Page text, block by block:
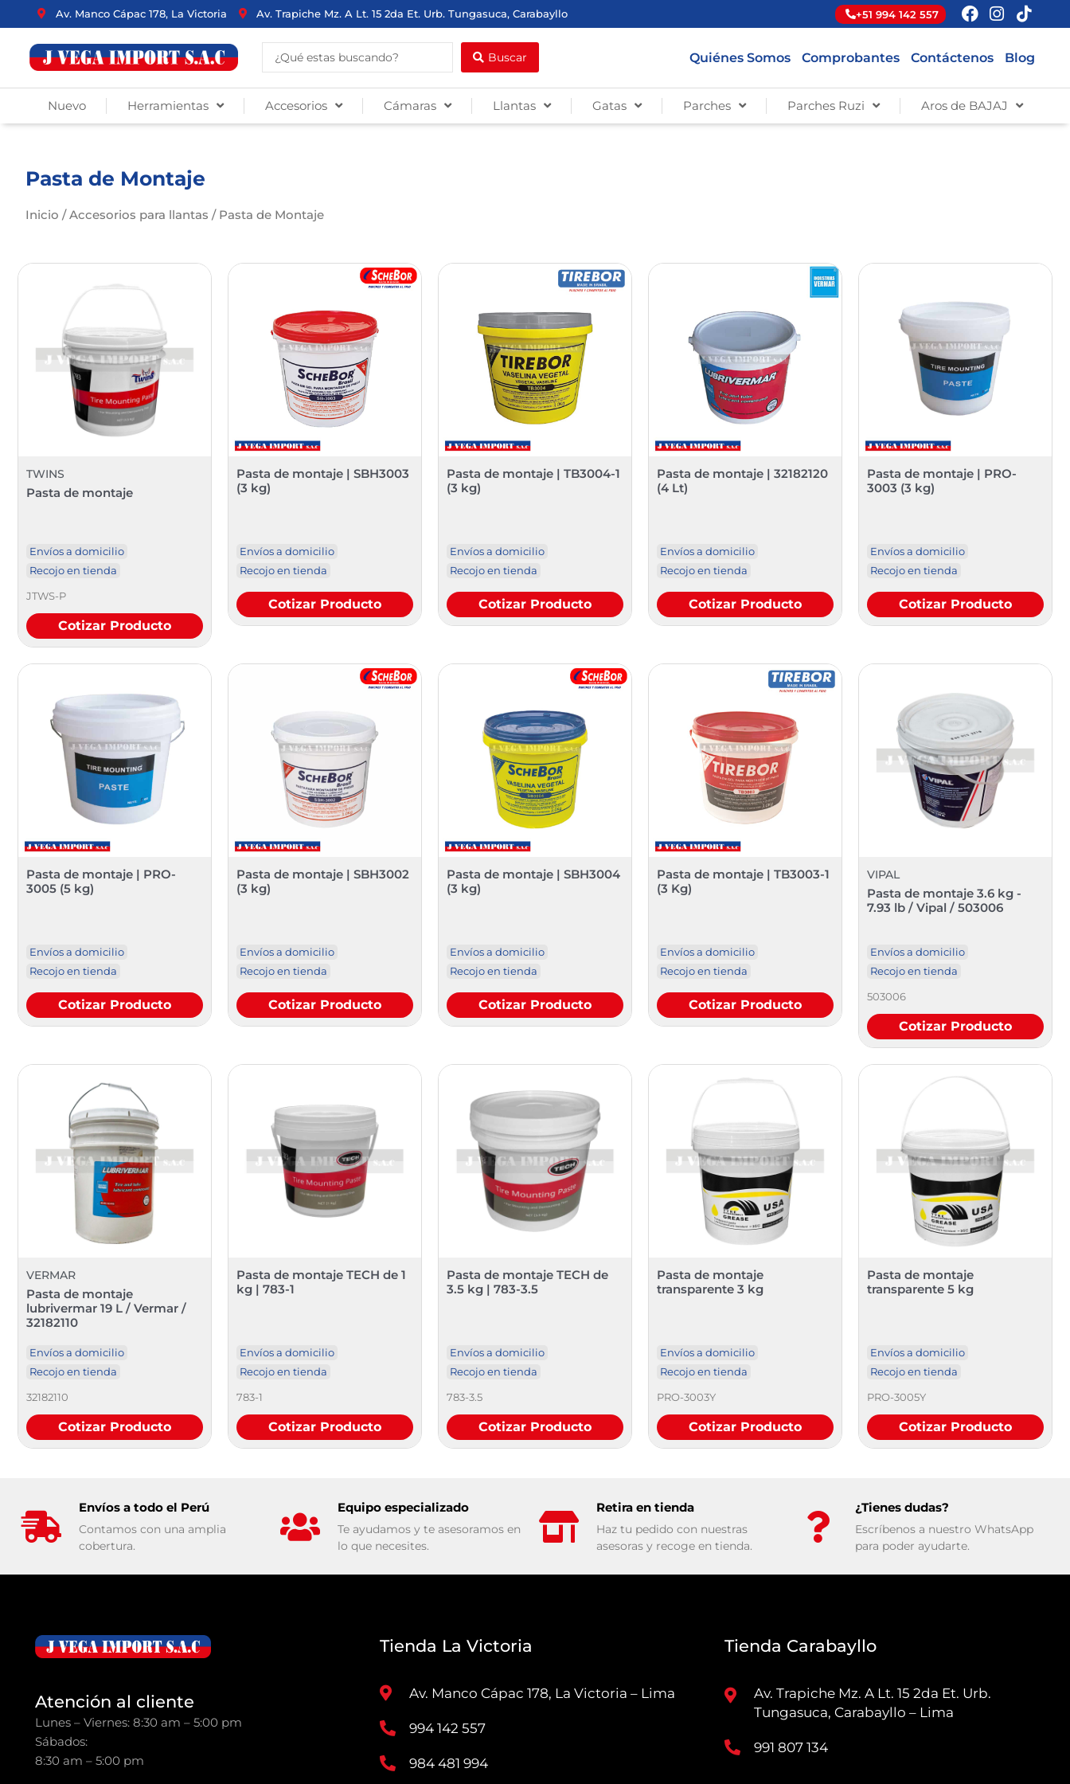
al
contenido
Av. Manco Cápac 178, La Victoria Av. Trapiche Mz. A Lt. 15 2da Et. Urb. Tungasuca, Carabayllo +51 994 142 557
Search
...
Buscar Quiénes Somos Comprobantes Contáctenos Blog
Nuevo Herramientas Accesorios Cámaras Llantas Gatas Parches Parches Ruzi Aros de BAJAJ
Pasta de Montaje
Inicio /Accesorios para llantas / Pasta de Montaje
TWINS
Pasta de montaje
Envíos a domicilio
Recojo en tienda
JTWS-P
Cotizar Producto
Pasta de montaje | SBH3003
(3 kg)
Envíos a domicilio
Recojo en tienda
Cotizar Producto
Pasta de montaje | TB3004-1
(3 kg)
Envíos a domicilio
Recojo en tienda
Cotizar Producto
Pasta de montaje | 32182120
(4 Lt)
Envíos a domicilio
Recojo en tienda
Cotizar Producto
Pasta de montaje | PRO-
3003 (3 kg)
Envíos a domicilio
Recojo en tienda
Cotizar Producto
Pasta de montaje | PRO-
3005 (5 kg)
Envíos a domicilio
Recojo en tienda
Cotizar Producto
Pasta de montaje | SBH3002
(3 kg)
Envíos a domicilio
Recojo en tienda
Cotizar Producto
Pasta de montaje | SBH3004
(3 kg)
Envíos a domicilio
Recojo en tienda
Cotizar Producto
Pasta de montaje | TB3003-1
(3 Kg)
Envíos a domicilio
Recojo en tienda
Cotizar Producto
VIPAL
Pasta de montaje 3.6 kg -
7.93 lb / Vipal / 503006
Envíos a domicilio
Recojo en tienda
503006
Cotizar Producto
VERMAR
Pasta de montaje
lubrivermar 19 L / Vermar /
32182110
Envíos a domicilio
Recojo en tienda
32182110
Cotizar Producto
Pasta de montaje TECH de 1
kg | 783-1
Envíos a domicilio
Recojo en tienda
783-1
Cotizar Producto
Pasta de montaje TECH de
3.5 kg | 783-3.5
Envíos a domicilio
Recojo en tienda
783-3.5
Cotizar Producto
Pasta de montaje
transparente 3 kg
Envíos a domicilio
Recojo en tienda
PRO-3003Y
Cotizar Producto
Pasta de montaje
transparente 5 kg
Envíos a domicilio
Recojo en tienda
PRO-3005Y
Cotizar Producto
Envíos a todo el Perú
Contamos con una amplia
cobertura.
Equipo especializado
Te ayudamos y te asesoramos en
lo que necesites.
Retira en tienda
Haz tu pedido con nuestras
asesoras y recoge en tienda.
¿Tienes dudas?
Escríbenos a nuestro WhatsApp
para poder ayudarte.
Atención al cliente
Lunes – Viernes: 8:30 am – 5:00 pm
Sábados:
8:30 am – 5:00 pm
Tienda La Victoria
Av. Manco Cápac 178, La Victoria – Lima
994 142 557
984 481 994
Tienda Carabayllo
Av. Trapiche Mz. A Lt. 15 2da Et. Urb.
Tungasuca, Carabayllo – Lima
991 807 134